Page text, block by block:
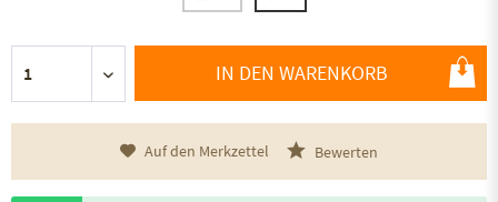
IN DEN WARENKORB
Auf den Merkzettel Bewerten